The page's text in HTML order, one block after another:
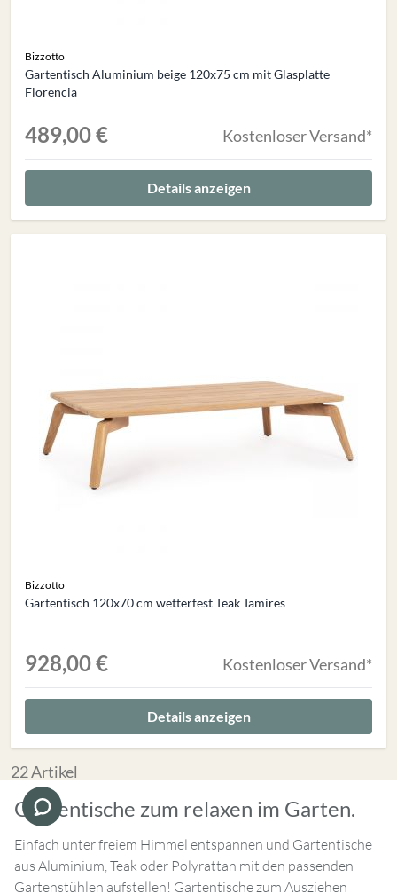
Bizzotto
Gartentisch Aluminium beige 120x75 cm mit Glasplatte
Florencia
489,00 € Kostenloser Versand*
Details anzeigen
Bizzotto
Gartentisch 120x70 cm wetterfest Teak Tamires
928,00 € Kostenloser Versand*
Details anzeigen
22Artikel
Gartentische zum relaxen im Garten.
Einfach unter freiem Himmel entspannen und Gartentische
aus Aluminium, Teak oder Polyrattan mit den passenden
Gartenstühlen aufstellen! Gartentische zum Ausziehen